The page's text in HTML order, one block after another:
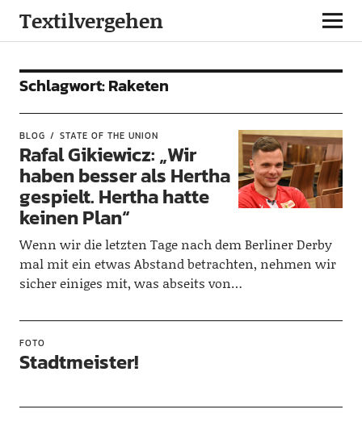
Textilvergehen
Schlagwort:Raketen
BLOG STATE OF THE UNION
Rafal Gikiewicz: „Wir
haben besser als Hertha
gespielt. Hertha hatte
keinen Plan“
Wenn wir die letzten Tage nach dem Berliner Derby
mal mit ein etwas Abstand betrachten, nehmen wir
sicher einiges mit, was abseits von…
FOTO
Stadtmeister!